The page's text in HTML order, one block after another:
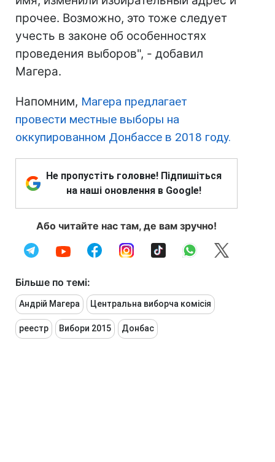
прочее. Возможно, это тоже следует
учесть в законе об особенностях
проведения выборов", - добавил
Магера.
Напомним, Магера предлагает
провести местные выборы на
оккупированном Донбассе в 2018 году.
Не пропустіть головне! Підпишіться
на наші оновлення в Google!
Або читайте нас там, де вам зручно!
Більше по темі:
Андрій Магера Центральна виборча комісія
реестр Вибори 2015 Донбас